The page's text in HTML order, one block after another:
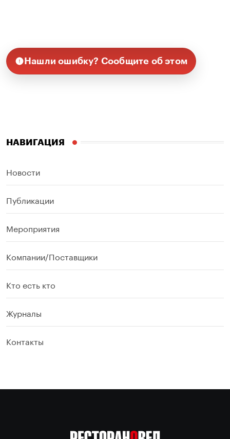
Нашли ошибку? Сообщите об этом
НАВИГАЦИЯ
Новости
Публикации
Мероприятия
Компании/Поставщики
Кто есть кто
Журналы
Контакты